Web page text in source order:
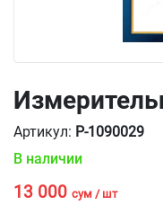
Артикул: P-1090029
В наличии
13 000 сум / шт